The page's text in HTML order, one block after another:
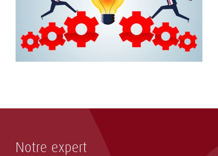
Notre expert